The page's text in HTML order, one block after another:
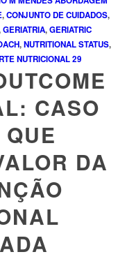
,CONJUNTO DE CUIDADOS,
GERIATRIA,GERIATRIC
,NUTRITIONAL STATUS,
NUTRICIONAL 29
CASO
DA